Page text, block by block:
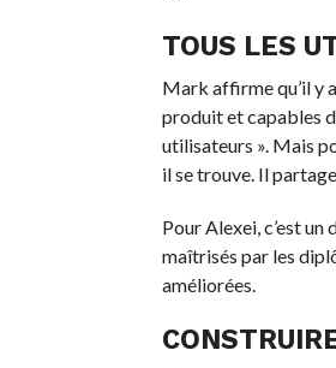
TOUS LES
Mark affirme qu’il y
produit et capables
utilisateurs ». Mais
il se trouve. Il
Pour Alexei, c’est
maîtrisés par les
améliorées.